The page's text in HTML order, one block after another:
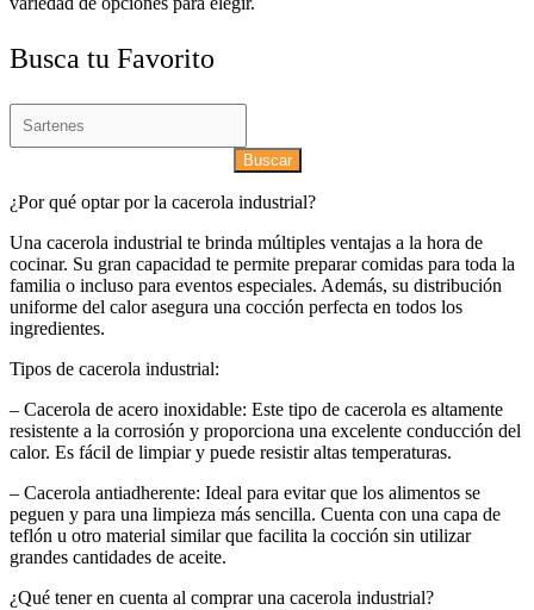
Busca tu Favorito
Buscar
¿Por qué optar por la cacerola industrial?
Una cacerola industrial te brinda múltiples ventajas a la hora de
cocinar. Su gran capacidad te permite preparar comidas para toda la
familia o incluso para eventos especiales. Además, su distribución
uniforme del calor asegura una cocción perfecta en todos los
ingredientes.
Tipos de cacerola industrial:
– Cacerola de acero inoxidable: Este tipo de cacerola es altamente
resistente a la corrosión y proporciona una excelente conducción del
calor. Es fácil de limpiar y puede resistir altas temperaturas.
– Cacerola antiadherente: Ideal para evitar que los alimentos se
peguen y para una limpieza más sencilla. Cuenta con una capa de
teflón u otro material similar que facilita la cocción sin utilizar
grandes cantidades de aceite.
¿Qué tener en cuenta al comprar una cacerola industrial?